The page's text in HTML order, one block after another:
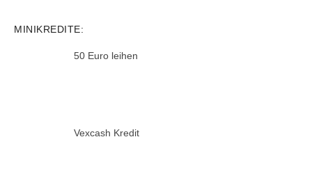
MINIKREDITE:
50 Euro leihen
Vexcash Kredit